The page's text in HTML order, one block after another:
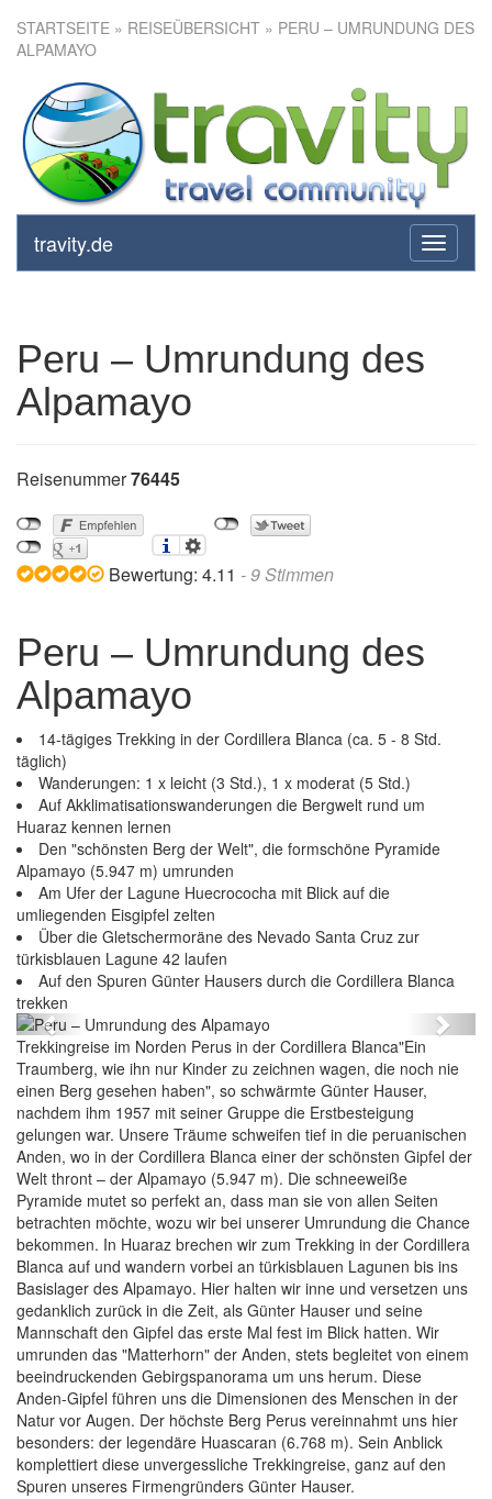
STARTSEITE » REISEÜBERSICHT » PERU – UMRUNDUNG DES
ALPAMAYO
toggle
travity.de
Peru – Umrundung des
Alpamayo
Peru – Umrundung des
Alpamayo
Reisenummer76445
Bewertung: 4.11 -9Stimmen
Peru – Umrundung des
Alpamayo
14-tägiges Trekking in der Cordillera Blanca (ca. 5 - 8 Std.
täglich)
Wanderungen: 1 x leicht (3 Std.), 1 x moderat (5 Std.)
Auf Akklimatisationswanderungen die Bergwelt rund um
Huaraz kennen lernen
Den "schönsten Berg der Welt", die formschöne Pyramide
Alpamayo (5.947 m) umrunden
Am Ufer der Lagune Huecrococha mit Blick auf die
umliegenden Eisgipfel zelten
Über die Gletschermoräne des Nevado Santa Cruz zur
türkisblauen Lagune 42 laufen
Auf den Spuren Günter Hausers durch die Cordillera Blanca
trekken
Peru – Umrundung des Alpamayo
Previous Next
Trekkingreise im Norden Perus in der Cordillera Blanca"Ein
Traumberg, wie ihn nur Kinder zu zeichnen wagen, die noch nie
einen Berg gesehen haben", so schwärmte Günter Hauser,
nachdem ihm 1957 mit seiner Gruppe die Erstbesteigung
gelungen war. Unsere Träume schweifen tief in die peruanischen
Anden, wo in der Cordillera Blanca einer der schönsten Gipfel der
Welt thront – der Alpamayo (5.947 m). Die schneeweiße
Pyramide mutet so perfekt an, dass man sie von allen Seiten
betrachten möchte, wozu wir bei unserer Umrundung die Chance
bekommen. In Huaraz brechen wir zum Trekking in der Cordillera
Blanca auf und wandern vorbei an türkisblauen Lagunen bis ins
Basislager des Alpamayo. Hier halten wir inne und versetzen uns
gedanklich zurück in die Zeit, als Günter Hauser und seine
Mannschaft den Gipfel das erste Mal fest im Blick hatten. Wir
umrunden das "Matterhorn" der Anden, stets begleitet von einem
beeindruckenden Gebirgspanorama um uns herum. Diese
Anden-Gipfel führen uns die Dimensionen des Menschen in der
Natur vor Augen. Der höchste Berg Perus vereinnahmt uns hier
besonders: der legendäre Huascaran (6.768 m). Sein Anblick
komplettiert diese unvergessliche Trekkingreise, ganz auf den
Spuren unseres Firmengründers Günter Hauser.